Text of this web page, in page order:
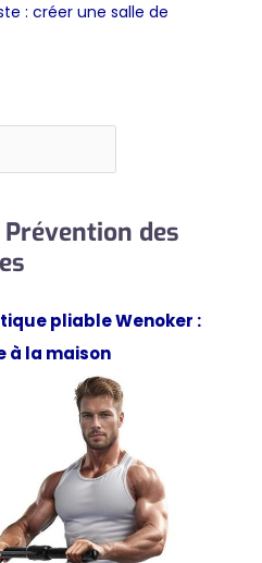
: créer une salle de
des
pliable Wenoker :
à la maison